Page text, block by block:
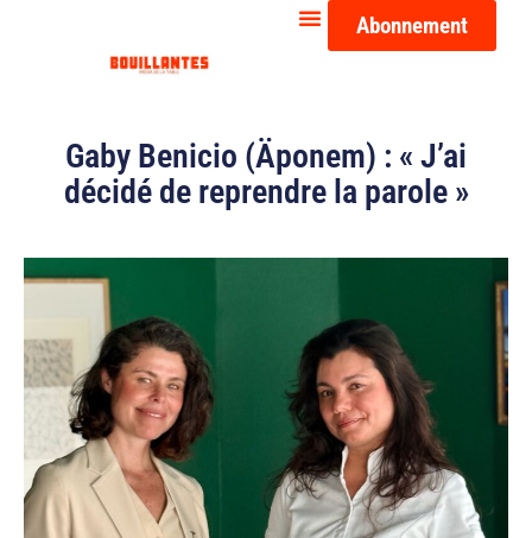
Abonnement
Gaby Benicio (Äponem) : « J’ai
décidé de reprendre la parole »